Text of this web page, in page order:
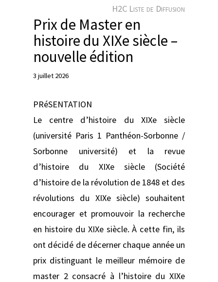
H2C Liste de Diffusion
Prix de Master en
histoire du XIXe siècle –
nouvelle édition
3 juillet 2026
PRéSENTATION
Le centre d’histoire du XIXe siècle
(université Paris 1 Panthéon-Sorbonne /
Sorbonne université) et la revue
d’histoire du XIXe siècle (Société
d’histoire de la révolution de 1848 et des
révolutions du XIXe siècle) souhaitent
encourager et promouvoir la recherche
en histoire du XIXe siècle. À cette fin, ils
ont décidé de décerner chaque année un
prix distinguant le meilleur mémoire de
master 2 consacré à l’histoire du XIXe